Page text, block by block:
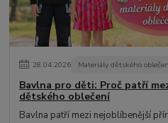
28.04.2026 Materiály dětského
Bavlna pro děti: Proč patří
dětského oblečení
Bavlna patří mezi nejoblíbenější